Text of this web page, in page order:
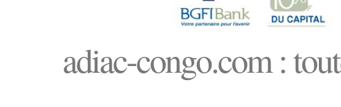
adiac-congo.com :